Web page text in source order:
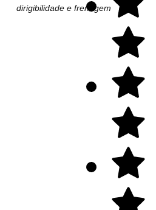
dirigibilidade e frenagem